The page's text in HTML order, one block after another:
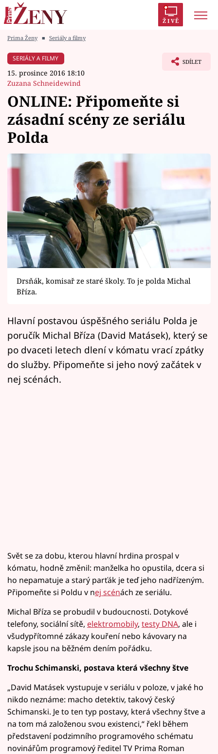
ŽIVĚ
Módní alarm
Témata
Celebrity
Vztahy
Seriály
Horoskopy
Sledujte prima+
Filmový festival Karlovy Vary
Pořady
Mámy sobě
Přihlášení
Sledujte nás
Prima Ženy ■ Seriály a filmy
SERIÁLY A FILMY
15. prosince 2016 18:10
Zuzana Schneidewind
SDÍLET
ONLINE: Připomeňte si
zásadní scény ze seriálu
Polda
Drsňák, komisař ze staré školy. To je polda Michal
Bříza.
Hlavní postavou úspěšného seriálu Polda je
poručík Michal Bříza (David Matásek), který se
po dvaceti letech dlení v kómatu vrací zpátky
do služby. Připomeňte si jeho nový začátek v
nej scénách.
Svět se za dobu, kterou hlavní hrdina prospal v
kómatu, hodně změnil: manželka ho opustila, dcera si
ho nepamatuje a starý parťák je teď jeho nadřízeným.
Připomeňte si Poldu v nej scénách ze seriálu.
Michal Bříza se probudil v budoucnosti. Dotykové
telefony, sociální sítě, elektromobily, testy DNA, ale i
všudypřítomné zákazy kouření nebo kávovary na
kapsle jsou na běžném dením pořádku.
Trochu Schimanski, postava která všechny štve
„David Matásek vystupuje v seriálu v poloze, v jaké ho
nikdo neznáme: macho detektiv, takový český
Schimanski. Je to ten typ postavy, která všechny štve a
na tom má založenou svou existenci,“ řekl během
představení podzimního programového schématu
novinářům programový ředitel TV Prima Roman